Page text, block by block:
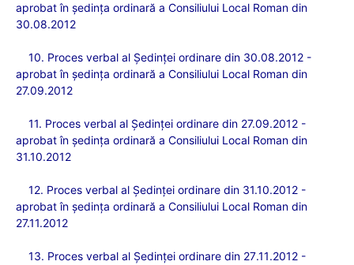
aprobat în şedința ordinară a Consiliului Local Roman din
30.08.2012
10. Proces verbal al Şedinţei ordinare din 30.08.2012 -
aprobat în ședința ordinară a Consiliului Local Roman din
27.09.2012
11. Proces verbal al Ședinței ordinare din 27.09.2012 -
aprobat în ședința ordinară a Consiliului Local Roman din
31.10.2012
12. Proces verbal al Ședinței ordinare din 31.10.2012 -
aprobatîn ședința ordinară a Consiliului Local Roman din
27.11.2012
13. Proces verbal al Ședinței ordinare din 27.11.2012 -